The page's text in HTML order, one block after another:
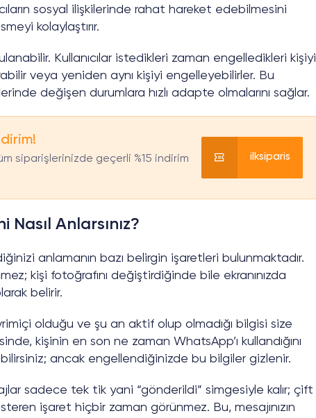
sosyal ilişkilerinde rahat hareket edebilmesini
kolaylaştırır.
Kullanıcılar istedikleri zaman engelledikleri kişiyi
veya yeniden aynı kişiyi engelleyebilirler. Bu
değişen durumlara hızlı adapte olmalarını sağlar.
siparişlerinizde geçerli %15 indirim
ilksiparis
Anlarsınız?
anlamanın bazı belirgin işaretleri bulunmaktadır.
kişi fotoğrafını değiştirdiğinde bile ekranınızda
belirir.
olduğu ve şu an aktif olup olmadığı bilgisi size
kişinin en son ne zaman WhatsApp’ı kullandığını
ancak engellendiğinizde bu bilgiler gizlenir.
sadece tek tik yani “gönderildi” simgesiyle kalır; çift
işaret hiçbir zaman görünmez. Bu, mesajınızın